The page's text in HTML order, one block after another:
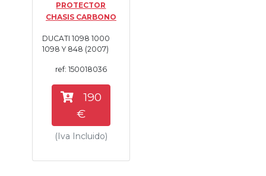
Tasaciones
Formulario
Empresa
Contacto
PROTECTOR
CHASIS CARBONO
DUCATI 1098 1000
1098 Y 848 (2007)
ref: 150018036
190
€
(Iva Incluido)